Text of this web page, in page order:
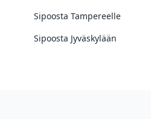
Sipoosta Tampereelle
Sipoosta Jyväskylään